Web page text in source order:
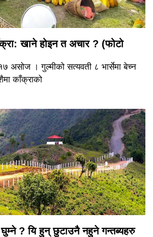
खाने होइन त अचार ? (फोटो
असोज । गुल्मीको सत्यवती ८ भार्सेमा बेच्न
काँक्राको
घुम्ने ? यि हुन् छुटाउनै नहुने गन्तब्यहरु